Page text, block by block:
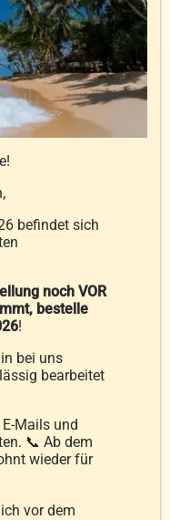
befindet sich
noch VOR
bestelle
!
bei uns
bearbeitet
Mails und
📞 Ab dem
wieder für
vor dem